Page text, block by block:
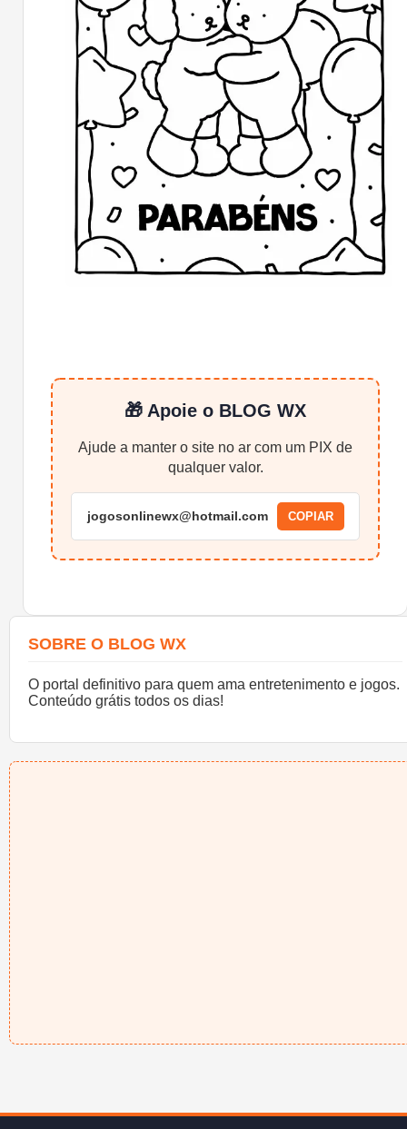
🎁 Apoie o BLOG WX
Ajude a manter o site no ar com um PIX de
qualquer valor.
jogosonlinewx@hotmail.com COPIAR
SOBRE O BLOG WX
O portal definitivo para quem ama entretenimento e jogos.
Conteúdo grátis todos os dias!